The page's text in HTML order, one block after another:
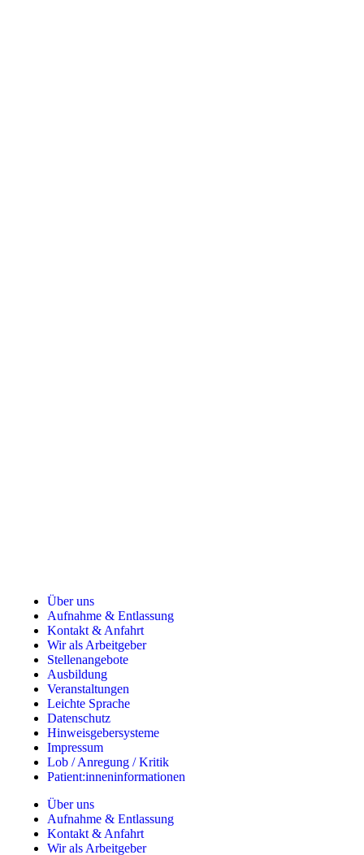
Über uns
Aufnahme & Entlassung
Kontakt & Anfahrt
Wir als Arbeitgeber
Stellenangebote
Ausbildung
Veranstaltungen
Leichte Sprache
Datenschutz
Hinweisgebersysteme
Impressum
Lob / Anregung / Kritik
Patient:inneninformationen
Über uns
Aufnahme & Entlassung
Kontakt & Anfahrt
Wir als Arbeitgeber